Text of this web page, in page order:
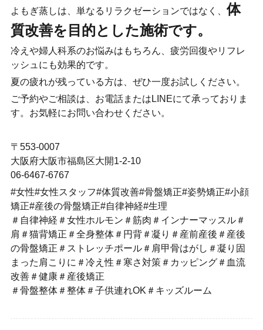
よもぎ蒸しは、単なるリラクゼーションではなく、体
質改善を目的とした施術です。
冷えや婦人科系のお悩みはもちろん、疲労回復やリフレ
ッシュにも効果的です。
夏の疲れが残っている方は、ぜひ一度お試しください。
ご予約やご相談は、お電話またはLINEにて承っておりま
す。お気軽にお問い合わせください。
〒553-0007
大阪府大阪市福島区大開1-2-10
06-6467-6767
#女性#女性スタッフ#体質改善#骨盤矯正#姿勢矯正#小顔
矯正#産後の骨盤矯正#自律神経#生理
＃自律神経＃女性ホルモン＃筋肉＃インナーマッスル＃
肩＃猫背矯正＃全身整体＃円背＃凝り＃産前産後＃産後
の骨盤矯正＃ストレッチポール＃肩甲骨はがし＃凝り固
まった肩こりに＃冷え性＃寒さ対策＃カッピング＃血流
改善＃健康＃産後矯正
＃骨盤整体＃整体＃子供連れOK＃キッズルーム